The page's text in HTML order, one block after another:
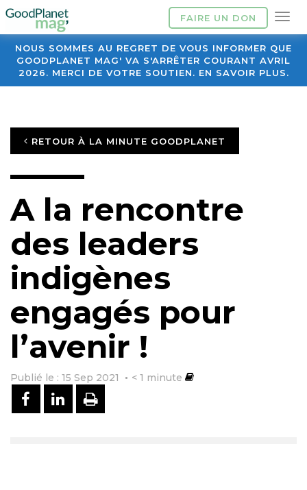
FAIRE UN DON
NOUS SOMMES AU REGRET DE VOUS INFORMER QUE
GOODPLANET MAG' VA S'ARRÊTER COURANT AVRIL
2026. MERCI DE VOTRE SOUTIEN. EN SAVOIR PLUS.
RETOUR À LA MINUTE GOODPLANET
A la rencontre
des leaders
indigènes
engagés pour
l’avenir !
Publié le : 15 Sep 2021 < 1 minute
PARTAGER SUR FACEBOOK
PARTAGER SUR LINKEDIN
IMPRIMER